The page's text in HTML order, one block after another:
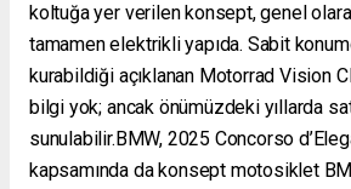
koltuğa yer verilen konsept, genel
tamamen elektrikli yapıda. Sabit
kurabildiği açıklanan Motorrad Vision
bilgi yok; ancak önümüzdeki yıllarda
sunulabilir.BMW, 2025 Concorso
kapsamında da konsept motosiklet